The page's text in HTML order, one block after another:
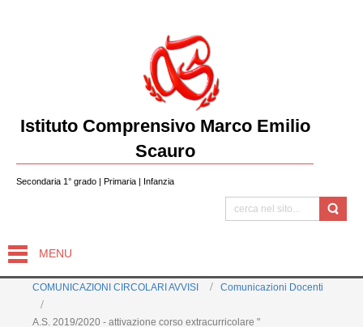
Istituto Comprensivo Marco Emilio
Scauro
Secondaria 1° grado | Primaria | Infanzia
MENU
COMUNICAZIONI CIRCOLARI AVVISI Comunicazioni Docenti
A.S. 2019/2020 - attivazione corso extracurricolare "